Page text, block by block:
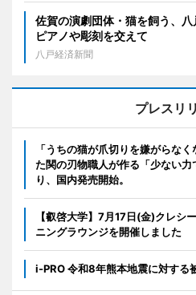
佐賀の演劇団体・猫を飼う、
ピアノや彫刻を交えて
八戸経済新聞
プレスリ
「うちの猫が爪切りを嫌がらな
た関の刃物職人が作る「少ない
り、国内発売開始。
【叡啓大学】7月17日(金)クレシ
ニングラウンジを開催しました
i-PRO 令和8年熊本地震に対する